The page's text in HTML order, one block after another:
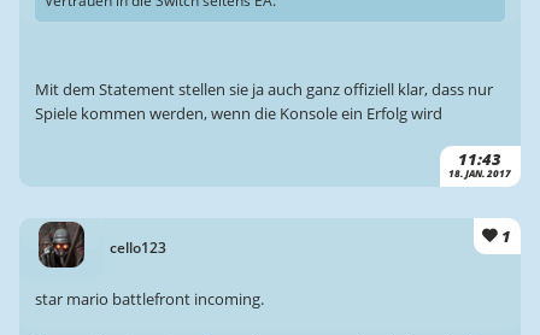
11:43
18. JAN. 2017
Mit dem Statement stellen sie ja auch ganz offiziell klar, dass nur
Spiele kommen werden, wenn die Konsole ein Erfolg wird
cello123
1
star mario battlefront incoming.